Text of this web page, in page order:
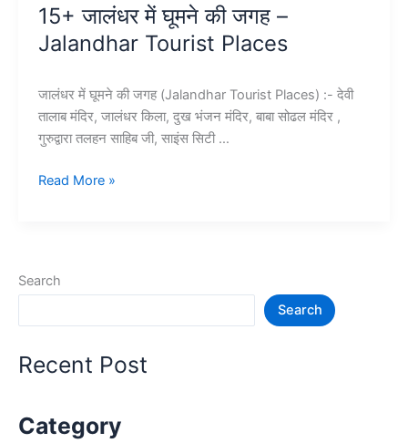
15+ जालंधर में घूमने की जगह –
Jalandhar Tourist Places
जालंधर में घूमने की जगह (Jalandhar Tourist Places) :- देवी
तालाब मंदिर, जालंधर किला, दुख भंजन मंदिर, बाबा सोढल मंदिर ,
गुरुद्वारा तलहन साहिब जी, साइंस सिटी …
15+
जगह
Places
Read More »
Search
Search
Recent Post
Category